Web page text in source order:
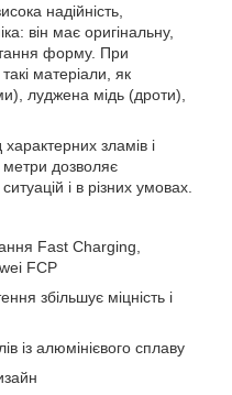
надійність,
він має оригінальну,
форму. При
матеріали, як
луджена мідь (дроти),
зламів і
дозволяє
і в різних умовах.
Fast Charging,
FCP
збільшує міцність і
із алюмінієвого сплаву